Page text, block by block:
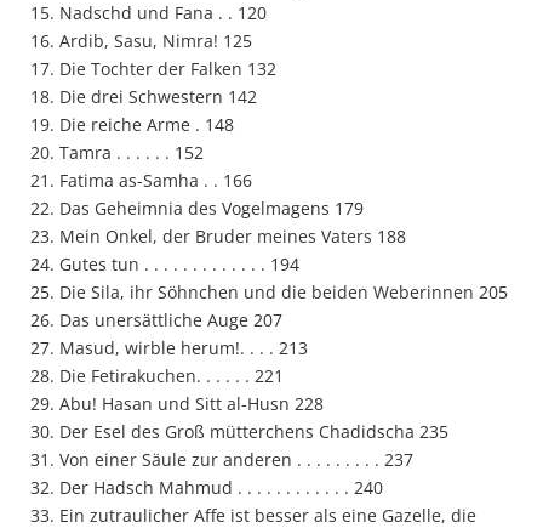
15. Nadschd und Fana . . 120
16. Ardib, Sasu, Nimra! 125
17. Die Tochter der Falken 132
18. Die drei Schwestern 142
19. Die reiche Arme . 148
20. Tamra . . . . . . 152
21. Fatima as-Samha . . 166
22. Das Geheimnia des Vogelmagens 179
23. Mein Onkel, der Bruder meines Vaters 188
24. Gutes tun . . . . . . . . . . . . . 194
25. Die Sila, ihr Söhnchen und die beiden Weberinnen 205
26. Das unersättliche Auge 207
27. Masud, wirble herum!. . . . 213
28. Die Fetirakuchen. . . . . . 221
29. Abu! Hasan und Sitt al-Husn 228
30. Der Esel des Groß mütterchens Chadidscha 235
31. Von einer Säule zur anderen . . . . . . . . . 237
32. Der Hadsch Mahmud . . . . . . . . . . . . 240
33. Ein zutraulicher Affe ist besser als eine Gazelle, die